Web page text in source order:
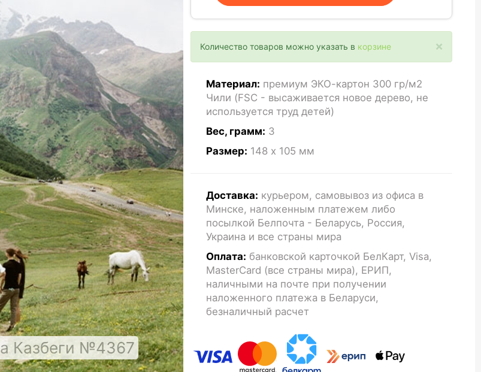
Казбеги №4367
×
Количество товаров можно указать в корзине
Материал: премиум ЭКО-картон 300 гр/м2
Чили (FSC - высаживается новое дерево, не
используется труд детей)
Вес, грамм: 3
Размер: 148 x 105 мм
Доставка: курьером, самовывоз из офиса в
Минске, наложенным платежем либо
посылкой Белпочта - Беларусь, Россия,
Украина и все страны мира
Оплата: банковской карточкой БелКарт, Visa,
MasterCard (все страны мира), ЕРИП,
наличными на почте при получении
наложенного платежа в Беларуси,
безналичный расчет